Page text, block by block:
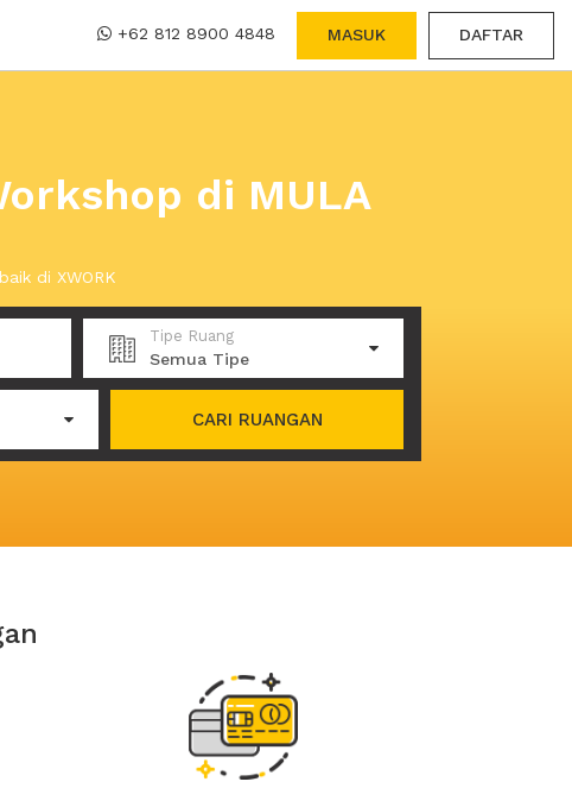
+62 812 8900 4848 MASUK DAFTAR
di MULA
di XWORK
Tipe Ruang
Semua Tipe
CARI RUANGAN